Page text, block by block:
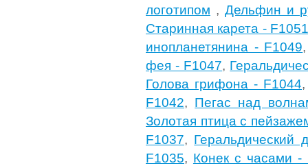
логотипом ,Дельфин и
Старинная карета - F1051
инопланетянина - F1049
фея - F1047,
Голова грифона - F1044
F1042, Пегас над
Золотая птица с
F1037, Геральдический
F1035, Конек с часами -